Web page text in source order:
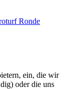
ein, die wir
oder die uns